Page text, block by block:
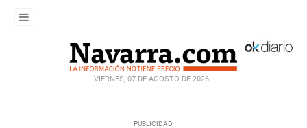
VIERNES, 07 DE AGOSTO DE 2026